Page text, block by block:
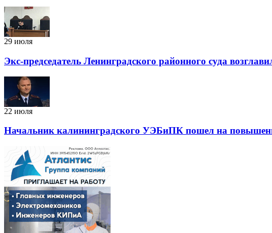
29 июля
Экс-председатель Ленинградского районного суда
22 июля
Начальник калининградского УЭБиПК пошел на